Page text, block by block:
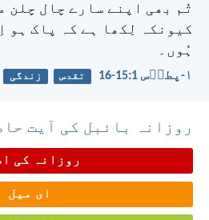
تُم بھی اپنے سارے چال چلن
کیونکہ لِکھا ہے کہ پاک ہو
ہُوں۔
۱-پطرؔس 1:‏15-‏16 تقدس زندگی
روزانہ بائبل کی آیت
روزانہ کی
ای میل